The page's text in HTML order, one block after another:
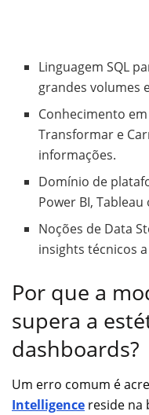
Linguagem SQL
grandes volumes
Conhecimento
Transformar e
informações.
Domínio de
Power BI, Tableau
Noções de Data
insights técnicos
Por que a
supera a
dashboards?
Um erro comum é
Intelligence reside na